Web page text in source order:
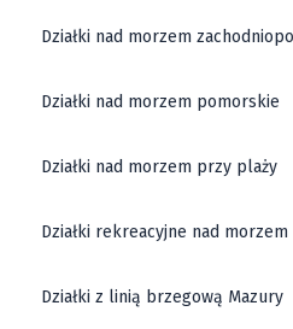
Działki nad morzem
Działki nad morzem pomorskie
Działki nad morzem przy plaży
Działki rekreacyjne nad morzem
Działki z linią brzegową Mazury